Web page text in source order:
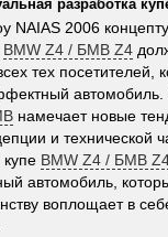
разработка
NAIAS 2006
BMW Z4 / БМВ Z4
тех посетителей,
автомобиль.
намечает новые
и технической
BMW Z4 / БМВ
автомобиль,
воплощает в